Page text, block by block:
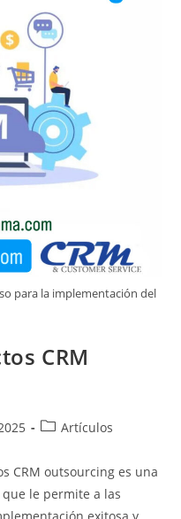
para la implementación del
CRM
Artículos
CRM outsourcing es una
le permite a las